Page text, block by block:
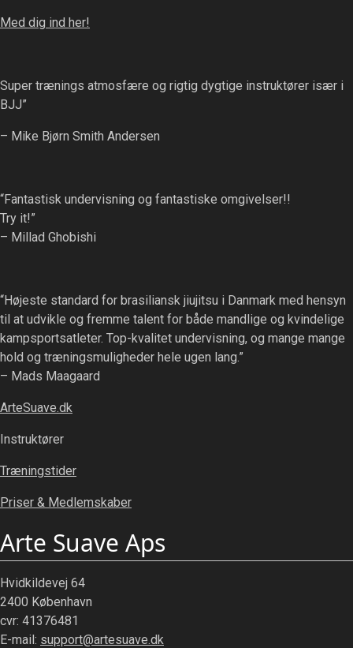
Med dig ind her!
Super trænings atmosfære og rigtig dygtige instruktører især i
BJJ”
– Mike Bjørn Smith Andersen
“Fantastisk undervisning og fantastiske omgivelser!!
Try it!”
– Millad Ghobishi
“Højeste standard for brasiliansk jiujitsu i Danmark med hensyn
til at udvikle og fremme talent for både mandlige og kvindelige
kampsportsatleter. Top-kvalitet undervisning, og mange mange
hold og træningsmuligheder hele ugen lang.”
– Mads Maagaard
ArteSuave.dk
Instruktører
Træningstider
Priser & Medlemskaber
Arte Suave Aps
Hvidkildevej 64
2400 København
cvr: 41376481
E-mail: support@artesuave.dk